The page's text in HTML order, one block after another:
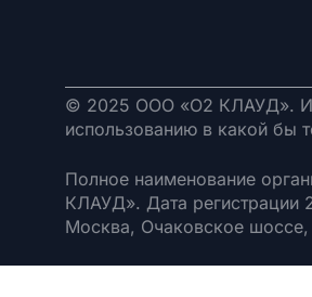
© 2025 ООО «О2 КЛАУД».
использованию в какой бы
Полное наименование
КЛАУД». Дата
Москва, Очаковское